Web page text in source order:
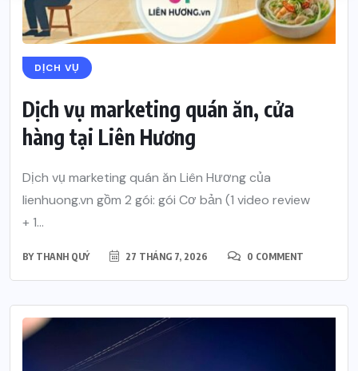
DỊCH VỤ
Dịch vụ marketing quán ăn, cửa
hàng tại Liên Hương
Dịch vụ marketing quán ăn Liên Hương của
lienhuong.vn gồm 2 gói: gói Cơ bản (1 video review
+ 1...
BY THANH QUÝ 27 THÁNG 7, 2026 0 COMMENT